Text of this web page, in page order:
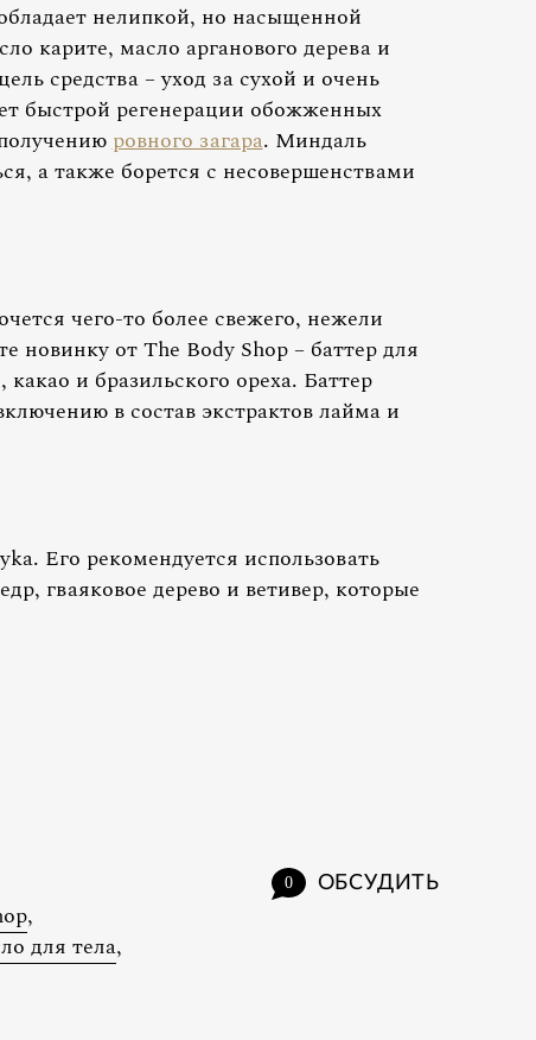
нелипкой, но насыщенной
карите, масло арганового дерева и
средства – уход за сухой и очень
быстрой регенерации обожженных
ровного загара. Миндаль
а также борется с несовершенствами
чего-то более свежего, нежели
новинку от The Body Shop – баттер для
и бразильского ореха. Баттер
в состав экстрактов лайма и
Его рекомендуется использовать
гваяковое дерево и ветивер, которые
0 ОБСУДИТЬ
,
для тела,